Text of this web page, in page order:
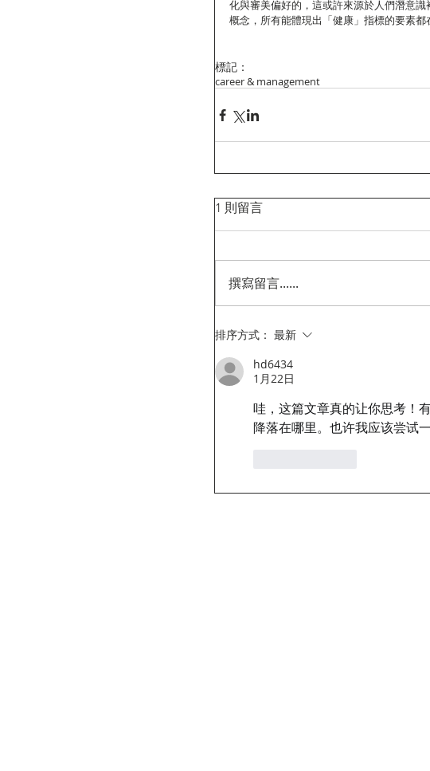
化與審美偏好的，這或許來源於人們潛意
概念，所有能體現出「健康」指標的要素都
標記：
career & management
1 則留言
撰寫留言......
排序方式： 最新
hd6434
1月22日
哇，这篇文章真的让你思考！
降落在哪里。也许我应该尝试